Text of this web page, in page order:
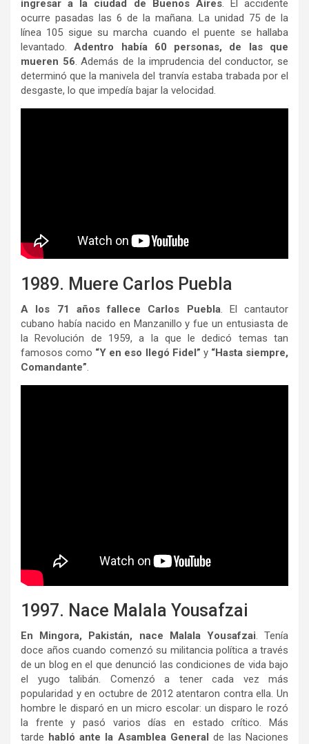
ingresar a la ciudad de Buenos Aires. El accidente
ocurre pasadas las 6 de la mañana. La unidad 75 de la
línea 105 sigue su marcha cuando el puente se hallaba
levantado.Adentro había 60 personas, de las que
mueren 56. Además de la imprudencia del conductor, se
determinó que la manivela del tranvía estaba trabada por el
desgaste, lo que impedía bajar la velocidad.
1989. Muere Carlos Puebla
A los 71 años fallece Carlos Puebla. El cantautor
cubano había nacido en Manzanillo y fue un entusiasta de
la Revolución de 1959, a la que le dedicó temas tan
famosos como “Y en eso llegó Fidel” y “Hasta siempre,
Comandante”.
1997. Nace Malala Yousafzai
En Mingora, Pakistán, nace Malala Yousafzai. Tenía
doce años cuando comenzó su militancia política a través
de un blog en el que denunció las condiciones de vida bajo
el yugo talibán. Comenzó a tener cada vez más
popularidad y en octubre de 2012 atentaron contra ella. Un
hombre le disparó en un micro escolar: un disparo le rozó
la frente y pasó varios días en estado crítico. Más
tarde habló ante la Asamblea General de las Naciones